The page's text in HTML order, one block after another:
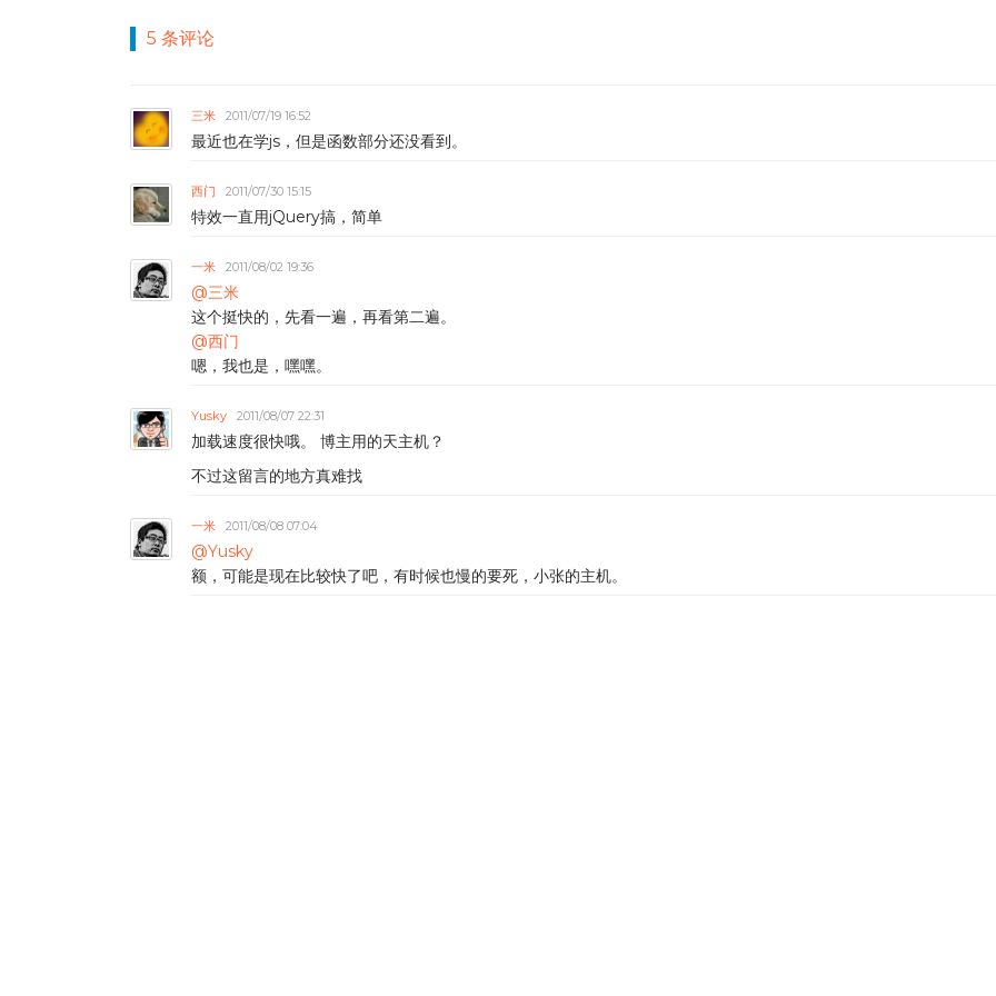
5 条评论
三米 2011/07/19 16:52
最近也在学js，但是函数部分还没看到。
西门 2011/07/30 15:15
特效一直用jQuery搞，简单
一米 2011/08/02 19:36
@三米
这个挺快的，先看一遍，再看第二遍。
@西门
嗯，我也是，嘿嘿。
Yusky 2011/08/07 22:31
加载速度很快哦。 博主用的天主机？
不过这留言的地方真难找
一米 2011/08/08 07:04
@Yusky
额，可能是现在比较快了吧，有时候也慢的要死，小张的主机。